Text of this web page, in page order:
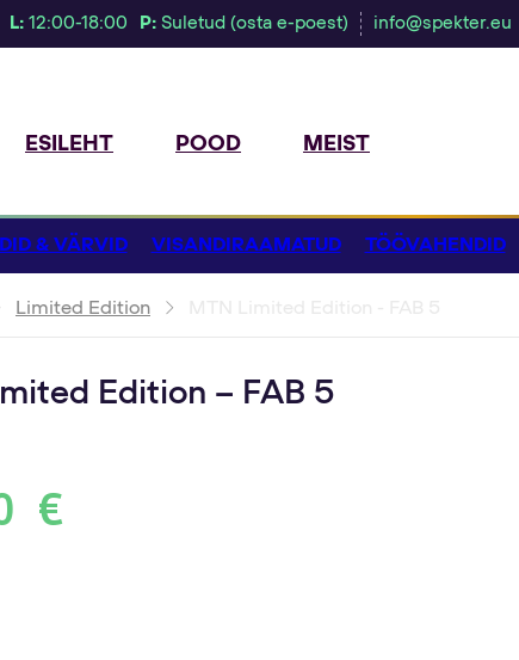
L: 12:00-18:00 P: Suletud (osta e-poest) info@spekter.eu
ESILEHT POOD MEIST
& VÄRVID VISANDIRAAMATUD TÖÖVAHENDID
Limited Edition
Edition – FAB 5
€